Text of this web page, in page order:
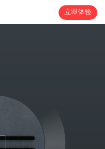
立即体验